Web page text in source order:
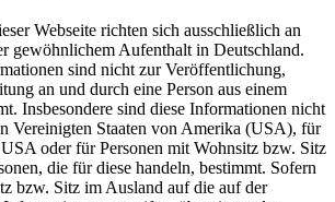
Webseite richten sich ausschließlich an
gewöhnlichem Aufenthalt in Deutschland.
sind nicht zur Veröffentlichung,
an und durch eine Person aus einem
Insbesondere sind diese Informationen nicht
Vereinigten Staaten von Amerika (USA), für
USA oder für Personen mit Wohnsitz bzw. Sitz
die für diese handeln, bestimmt. Sofern
bzw. Sitz im Ausland auf die auf der